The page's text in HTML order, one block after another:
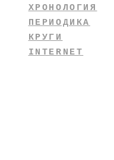
ХРОНОЛОГИЯ
ПЕРИОДИКА
КРУГИ
INTERNET